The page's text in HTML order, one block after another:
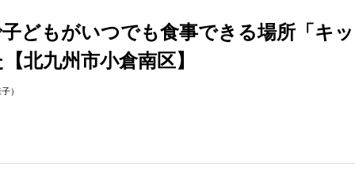
どもがいつでも食事できる場所「キ
北九州市小倉南区】
）